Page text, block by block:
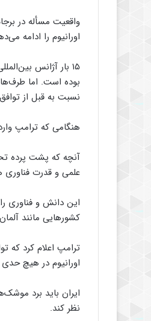
واقعیت مسأله در
اورانیوم را ادامه
۱۵ بار آژانس
بوده است. اما
نسبت به قبل از
هنگامی که ترامپ
آنچه که پشت پرده
علمی و قدرت
این دانش و
کشورهایی مانند
ترامپ اعلام کرد که
اورانیوم در هیچ حدی
ایران باید برد
نظر کند.